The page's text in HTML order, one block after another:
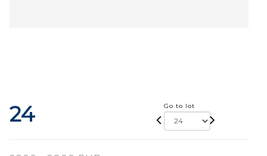
24 Go to lot